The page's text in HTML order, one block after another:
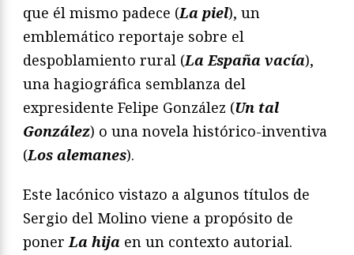
que él mismo padece (La piel), un
emblemático reportaje sobre el
despoblamiento rural (La España vacía),
una hagiográfica semblanza del
expresidente Felipe González (Un tal
González) o una novela histórico-inventiva
(Los alemanes).
Este lacónico vistazo a algunos títulos de
Sergio del Molino viene a propósito de
ponerLa hija en un contexto autorial.